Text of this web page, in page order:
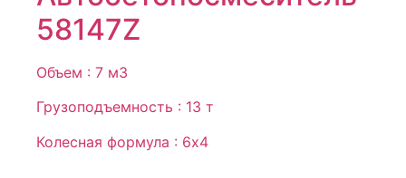
58147Z
Объем : 7 м3
Грузоподъемность : 13 т
Колесная формула : 6х4